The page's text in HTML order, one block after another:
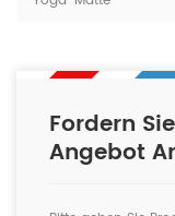
Fordern
Angebot